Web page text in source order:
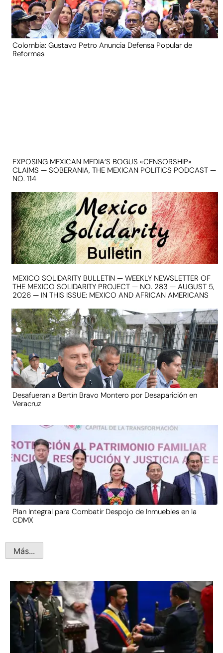
Colombia: Gustavo Petro Anuncia Defensa Popular de
Reformas
EXPOSING MEXICAN MEDIA’S BOGUS «CENSORSHIP»
CLAIMS — SOBERANIA, THE MEXICAN POLITICS PODCAST —
NO. 114
MEXICO SOLIDARITY BULLETIN — WEEKLY NEWSLETTER OF
THE MEXICO SOLIDARITY PROJECT — NO. 283 — AUGUST 5,
2026 — IN THIS ISSUE: MEXICO AND AFRICAN AMERICANS
Desafueran a Bertín Bravo Montero por Desaparición en
Veracruz
Plan Integral para Combatir Despojo de Inmuebles en la
CDMX
Más...